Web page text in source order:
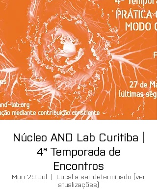
Núcleo AND Lab Curitiba |
4ª Temporada de
Encontros
Mon 29 Jul
  |
Local a ser determinado (ver
atualizações)